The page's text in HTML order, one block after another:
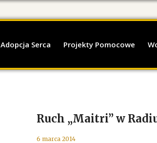
Adopcja Serca Projekty Pomocowe
Ruch „Maitri” w
6 marca 2014